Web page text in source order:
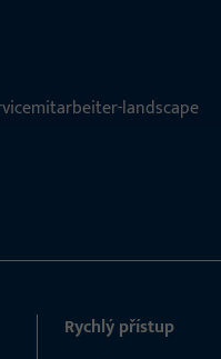
Rychlý přístup